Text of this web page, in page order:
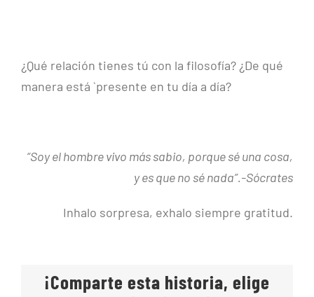
¿Qué relación tienes tú con la filosofía? ¿De qué
manera está `presente en tu día a día?
“Soy el hombre vivo más sabio, porque sé una cosa,
y es que no sé nada”.-Sócrates
Inhalo sorpresa, exhalo siempre gratitud.
¡Comparte esta historia, elige